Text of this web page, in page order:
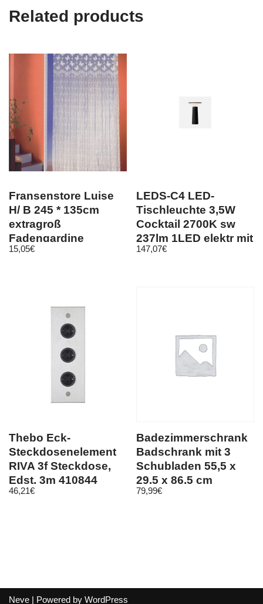
Related products
Fransenstore Luise
H/ B 245 * 135cm
extragroß
Fadengardine
Insektenschutz
15,05€
LEDS-C4 LED-
Tischleuchte 3,5W
Cocktail 2700K sw
237lm 1LED elektr mit
Schalter …
147,07€
Thebo Eck-
Steckdosenelement
RIVA 3f Steckdose,
Edst, 3m 410844
46,21€
Badezimmerschrank
Badschrank mit 3
Schubladen 55,5 x
29,5 x 86,5 cm
79,99€
Neve | Powered by WordPress